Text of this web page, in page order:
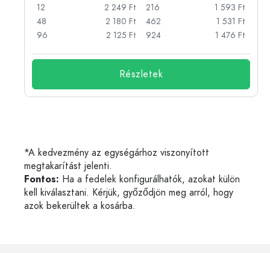
12
2 249 Ft
48
2 180 Ft
96
2 125 Ft
216
1 593 Ft
462
1 531 Ft
924
1 476 Ft
Részletek
*A kedvezmény az egységárhoz viszonyított
megtakarítást jelenti.
Fontos: Ha a fedelek konfigurálhatók, azokat külön
kell kiválasztani. Kérjük, győződjön meg arról, hogy
azok bekerültek a kosárba.